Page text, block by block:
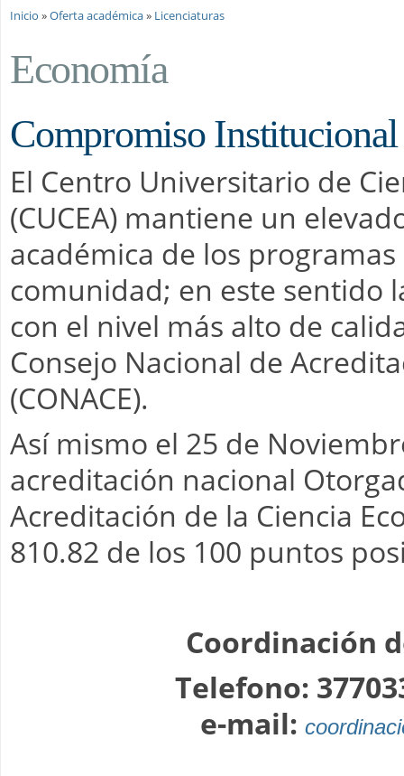
Se encuentra usted aquí
Inicio »Oferta académica» Licenciaturas
Economía
Compromiso
El Centro Universitario de
(CUCEA) mantiene un
académica de los
comunidad; en este sentido
con el nivel más alto de
Consejo Nacional de
(CONACE).
Así mismo el 25 de
acreditación nacional
Acreditación de la Ciencia
810.82 de los 100 puntos
Coordinación
Telefono:
e-mail: